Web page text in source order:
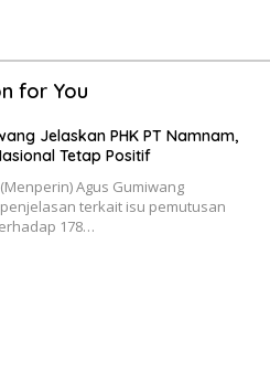
for You
Jelaskan PHK PT Namnam,
Tetap Positif
Agus Gumiwang
terkait isu pemutusan
178…